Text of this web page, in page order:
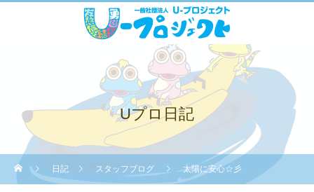
Uプロ日記
日記 スタッフブログ 太陽に安心☆彡